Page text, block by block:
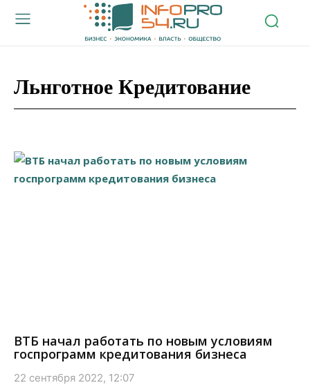
Льнготное Кредитование
ВТБ начал работать по новым условиям
госпрограмм кредитования бизнеса
22 сентября 2022, 12:07